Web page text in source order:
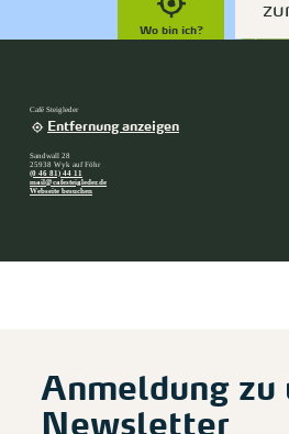
Wo bin ich?
Café Steigleder
Entfernung anzeigen
Sandwall 28
25938 Wyk auf Föhr
(0 46 81) 44 11
mail@cafesteigleder.de
Webseite besuchen
Anmeldung zu
Newsletter